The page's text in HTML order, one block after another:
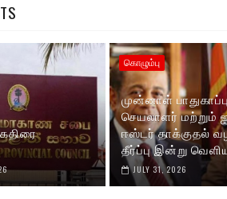
கொழும்பு
முன்னாள்
செயலாளர் மற்றும்
ஈஸ்டர் தாக்குதல்
தீர்ப்பு இன்று
JULY 31, 2026